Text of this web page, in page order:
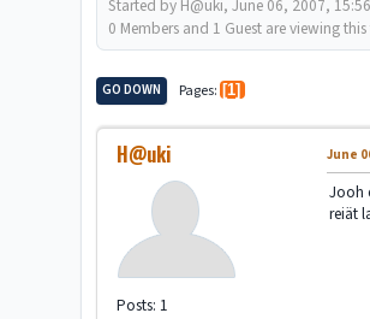
Started by H@uki, June 06, 2007,
0 Members and 1 Guest are viewing
GO DOWN Pages 1
H@uki
Posts: 1
June
Jooh
reiät